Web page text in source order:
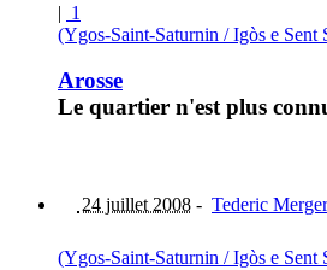
| 1
(Ygos-Saint-Saturnin / Igòs e Sent
Arosse
Le quartier n'est plus
24 juillet 2008 - Tederic Merger
(Ygos-Saint-Saturnin / Igòs e Sent